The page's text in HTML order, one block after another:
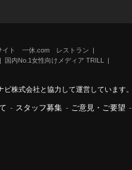
イト 一休.com レストラン
国内No.1女性向けメディア TRILL
株式会社と協力して運営しています。
- スタッフ募集 - ご意見・ご要望 -